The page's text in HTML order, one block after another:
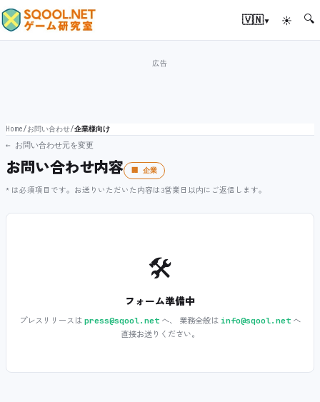
🇻🇳▾ ☀ 🔍
Home/お問い合わせ/企業様向け
← お問い合わせ元を変更
お問い合わせ内容 🏢 企業
* は必須項目です。お送りいただいた内容は3営業日以内にご返信します。
🛠️
フォーム準備中
プレスリリースは press@sqool.net へ、 業務全般は info@sqool.net へ
直接お送りください。